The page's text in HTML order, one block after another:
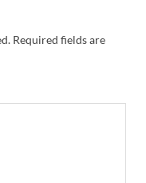
Required fields are